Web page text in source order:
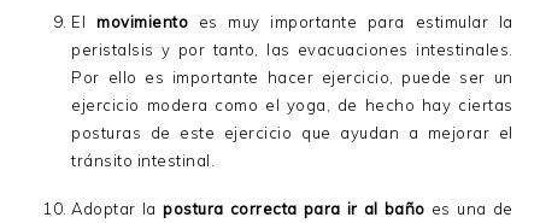
El movimiento es muy importante para estimular la
peristalsis y por tanto, las evacuaciones intestinales.
Por ello es importante hacer ejercicio, puede ser un
ejercicio modera como el yoga, de hecho hay ciertas
posturas de este ejercicio que ayudan a mejorar el
tránsito intestinal.
Adoptar lapostura correcta para ir al baño es una de